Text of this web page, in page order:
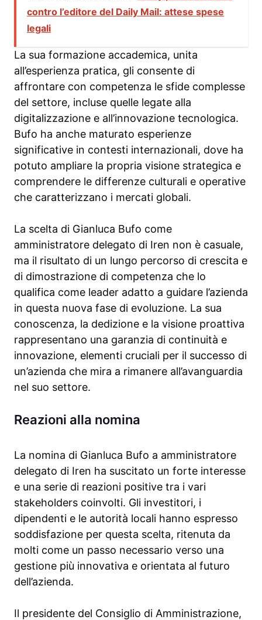
contro l’editore del Daily Mail: attese spese
legali
La sua formazione accademica, unita
all’esperienza pratica, gli consente di
affrontare con competenza le sfide complesse
del settore, incluse quelle legate alla
digitalizzazione e all’innovazione tecnologica.
Bufo ha anche maturato esperienze
significative in contesti internazionali, dove ha
potuto ampliare la propria visione strategica e
comprendere le differenze culturali e operative
che caratterizzano i mercati globali.
La scelta di Gianluca Bufo come
amministratore delegato di Iren non è casuale,
ma il risultato di un lungo percorso di crescita e
di dimostrazione di competenza che lo
qualifica come leader adatto a guidare l’azienda
in questa nuova fase di evoluzione. La sua
conoscenza, la dedizione e la visione proattiva
rappresentano una garanzia di continuità e
innovazione, elementi cruciali per il successo di
un’azienda che mira a rimanere all’avanguardia
nel suo settore.
Reazioni alla nomina
La nomina di Gianluca Bufo a amministratore
delegato di Iren ha suscitato un forte interesse
e una serie di reazioni positive tra i vari
stakeholders coinvolti. Gli investitori, i
dipendenti e le autorità locali hanno espresso
soddisfazione per questa scelta, ritenuta da
molti come un passo necessario verso una
gestione più innovativa e orientata al futuro
dell’azienda.
Il presidente del Consiglio di Amministrazione,